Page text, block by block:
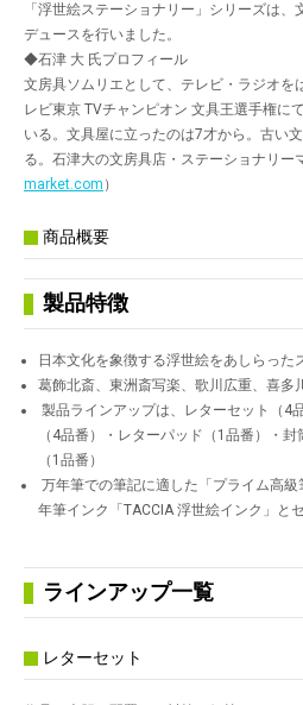
「浮世絵ステーショナリー」シリーズは
デュースを行いました。
◆石津 大 氏プロフィール
文房具ソムリエとして、テレビ・ラジオを
レビ東京 TVチャンピオン 文具王選手権に
いる。文具屋に立ったのは7才から。古い
る。石津大の文房具店・ステーショナリー
market.com ）
商品概要
製品特徴
日本文化を象徴する浮世絵をあしらった
葛飾北斎、東洲斎写楽、歌川広重、喜多
製品ラインアップは、レターセット（4
（4品番）・レターパッド（1品番）・
（1品番）
万年筆での筆記に適した「プライム高
年筆インク「TACCIA 浮世絵インク」と
ラインアップ一覧
レターセット